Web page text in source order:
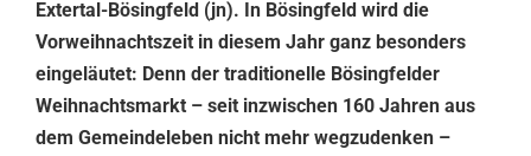
Extertal-Bösingfeld (jn). In Bösingfeld wird die
Vorweihnachtszeit in diesem Jahr ganz besonders
eingeläutet: Denn der traditionelle Bösingfelder
Weihnachtsmarkt – seit inzwischen 160 Jahren aus
dem Gemeindeleben nicht mehr wegzudenken –